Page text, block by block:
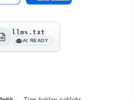
llms.txt
AI READY